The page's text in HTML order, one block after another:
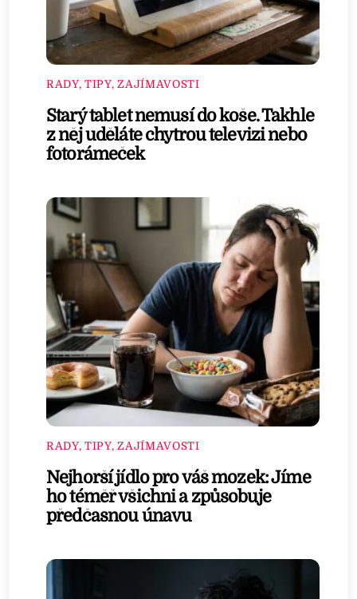
RADY, TIPY, ZAJÍMAVOSTI
Starý tablet nemusí do koše. Takhle
z něj uděláte chytrou televizi nebo
fotorámeček
RADY, TIPY, ZAJÍMAVOSTI
Nejhorší jídlo pro váš mozek: Jíme
ho téměř všichni a způsobuje
předčasnou únavu